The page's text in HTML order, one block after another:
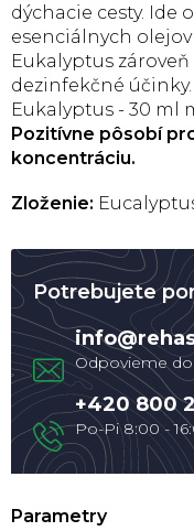
dýchacie cesty. Ide
esenciálnych
Eukalyptus
dezinfekčné
Eukalyptus - 30 ml
Pozitívne pôsobí
koncentráciu.
Zloženie:
Potrebujete
info@
+420 800